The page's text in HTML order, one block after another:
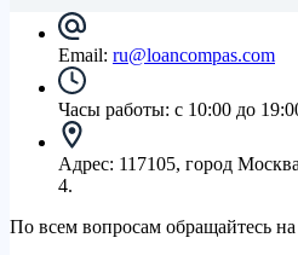
Email: ru@loancompas.com
Часы работы: с 10:00 до
Адрес: 117105, город
4.
По всем вопросам обращайтесь